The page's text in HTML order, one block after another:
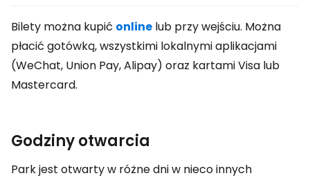
Bilety można kupić online lub przy wejściu. Można
płacić gotówką, wszystkimi lokalnymi aplikacjami
(WeChat, Union Pay, Alipay) oraz kartami Visa lub
Mastercard.
Godziny otwarcia
Park jest otwarty w różne dni w nieco innych